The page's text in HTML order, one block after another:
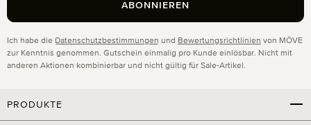
Ich habe die Datenschutzbestimmungen und Bewertungsrichtlinien von MÖVE
zur Kenntnis genommen. Gutschein einmalig pro Kunde einlösbar. Nicht mit
anderen Aktionen kombinierbar und nicht gültig für Sale-Artikel.
ABONNIEREN
PRODUKTE